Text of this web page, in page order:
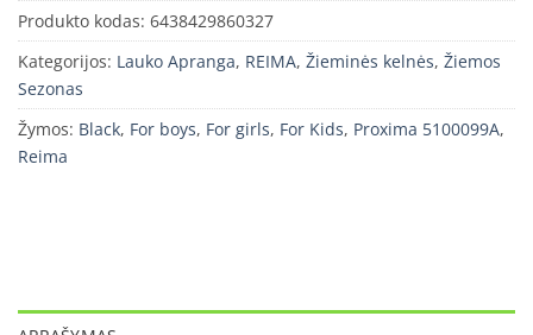
Produkto kodas: 6438429860327
Kategorijos: Lauko Apranga, REIMA, Žieminės kelnės, Žiemos
Sezonas
Žymos: Black, For boys, For girls, For Kids, Proxima 5100099A,
Reima